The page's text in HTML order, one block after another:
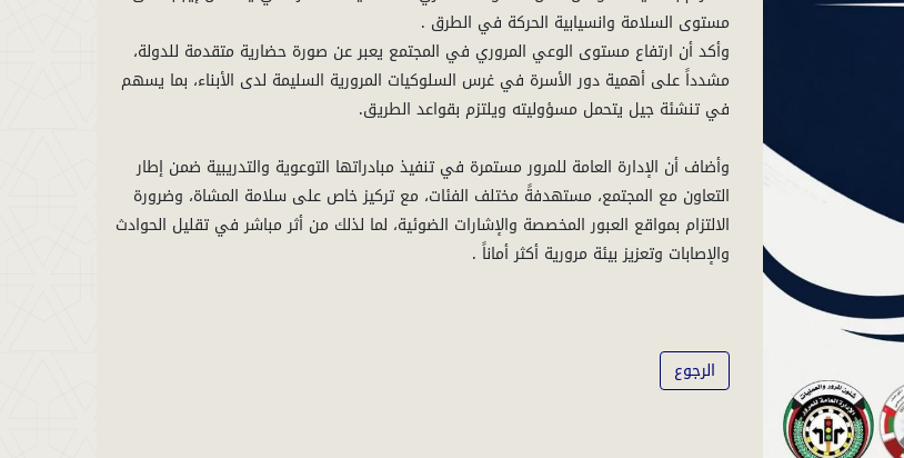
وأكد أن ارتفاع مستوى الوعي المروري في المجتمع يعبر عن صورة حضارية متقدمة للدولة،
مشدداً على أهمية دور الأسرة في غرس السلوكيات المرورية السليمة لدى الأبناء، بما يسهم
وأضاف أن الإدارة العامة للمرور مستمرة في تنفيذ مبادراتها التوعوية والتدريبية ضمن إطار
التعاون مع المجتمع، مستهدفةً مختلف الفئات، مع تركيز خاص على سلامة المشاة، وضرورة
الالتزام بمواقع العبور المخصصة والإشارات الضوئية، لما لذلك من أثر مباشر في تقليل الحوادث
الرجوع